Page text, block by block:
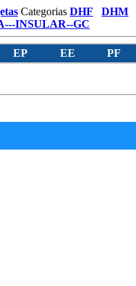
Categorias DHF DHM
INSULAR--GC
EP EE PF